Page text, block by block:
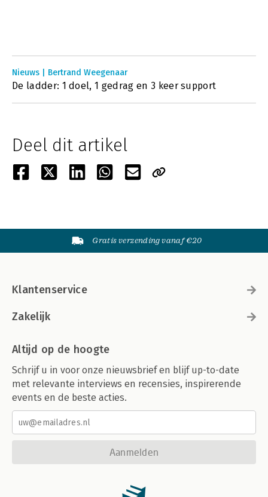
Nieuws | Bertrand Weegenaar
De ladder: 1 doel, 1 gedrag en 3 keer support
Deel dit artikel
Gratis verzending vanaf €20
Klantenservice
Zakelijk
Altijd op de hoogte
Schrijf u in voor onze nieuwsbrief en blijf up-to-date
met relevante interviews en recensies, inspirerende
events en de beste acties.
Aanmelden